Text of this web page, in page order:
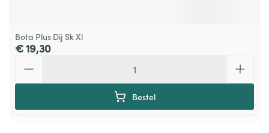
Bota Plus Dij Sk Xl
€ 19,30
Bestel